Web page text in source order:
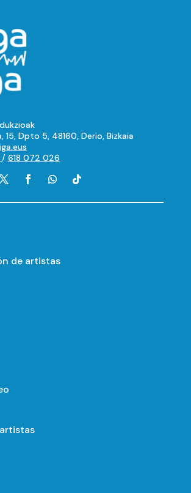
15, Dpto 5, 48160, Derio, Bizkaia
/ 618 072 026
de artistas